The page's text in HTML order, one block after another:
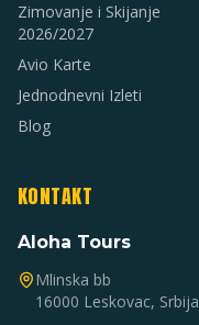
Zimovanje i Skijanje
2026/2027
Avio Karte
Jednodnevni Izleti
Blog
KONTAKT
Aloha Tours
Mlinska bb
16000 Leskovac, Srbija